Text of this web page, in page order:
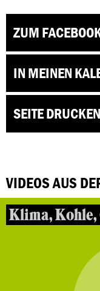
ZUM
IN MEINEN
SEITE DRUCKEN
VIDEOS AUS
Klima,